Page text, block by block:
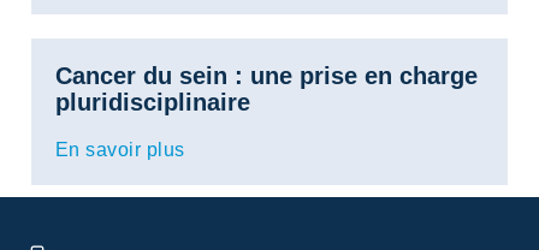
Cancer du sein : une prise en charge
pluridisciplinaire
En savoir plus